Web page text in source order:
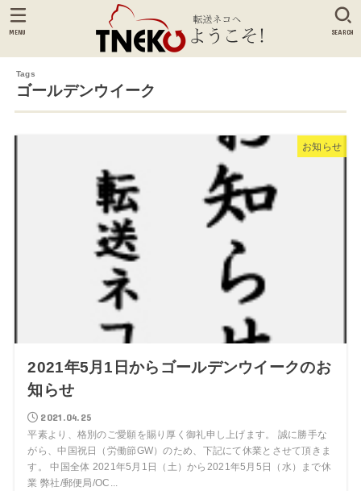
SEARCH
MENU
ゴールデンウイーク
お知らせ
2021年5月1日からゴールデンウイークのお
知らせ
2021.04.25
平素より、格別のご愛願を賜り厚く御礼申し上げます。 誠に勝手な
がら、中国祝日（労働節GW）のため、下記にて休業とさせて頂きま
す。 中国全体 2021年5月1日（土）から2021年5月5日（水）まで休
業 弊社/郵便局/OC...